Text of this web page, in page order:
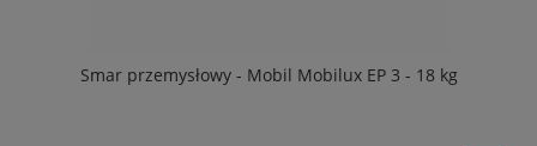
Smar przemysłowy - Mobil Mobilux EP 3 - 18 kg